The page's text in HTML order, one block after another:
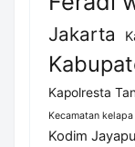
Jakarta
Kapolresta
Kecamatan
Kodim